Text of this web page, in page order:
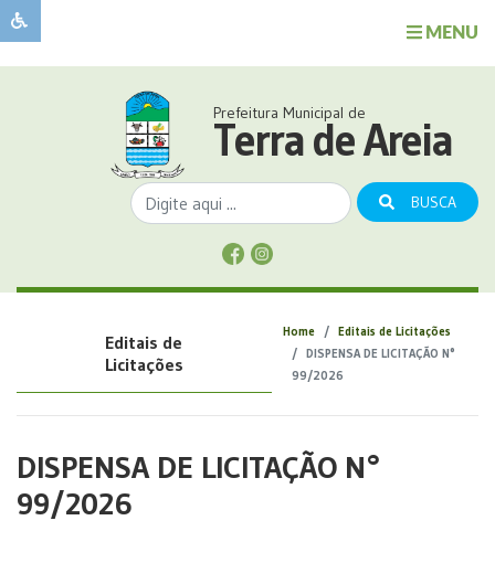
MENU
Sobre
Sobre
Prefeitura Municipal de
Terra de Areia
BUSCA
Editais de
Licitações
Home
Editais de Licitações
DISPENSA DE LICITAÇÃO N°
99/2026
DISPENSA DE LICITAÇÃO N°
99/2026